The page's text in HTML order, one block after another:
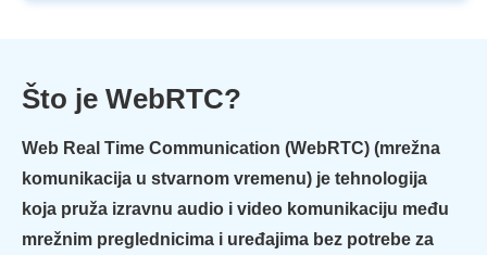
Što je WebRTC?
Web Real Time Communication (WebRTC) (mrežna
komunikacija u stvarnom vremenu) je tehnologija
koja pruža izravnu audio i video komunikaciju među
mrežnim preglednicima i uređajima bez potrebe za